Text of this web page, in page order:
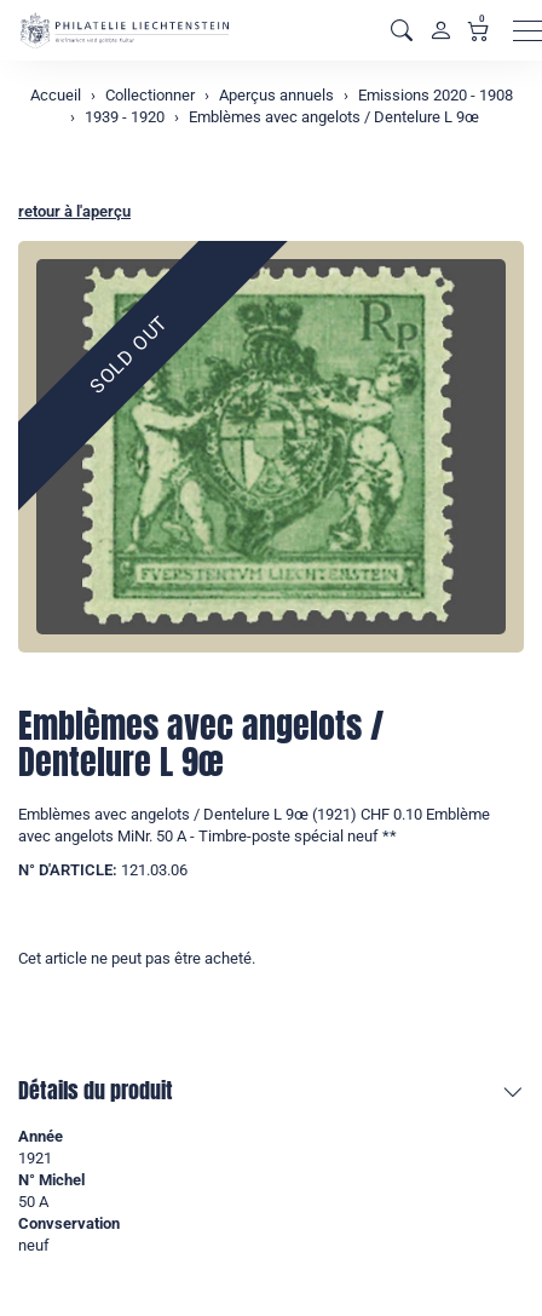
0
Accueil Collectionner Aperçus annuels
Emissions 2020 - 1908
1939 - 1920
Emblèmes avec angelots / Dentelure L 9œ
retour à l'aperçu
SOLD OUT
Emblèmes avec angelots /
Dentelure L 9œ
Emblèmes avec angelots / Dentelure L 9œ (1921) CHF 0.10 Emblème
avec angelots MiNr. 50 A - Timbre-poste spécial neuf **
N° D'ARTICLE: 121.03.06
Cet article ne peut pas être acheté.
Détails du produit
Année
1921
N° Michel
50 A
Convservation
neuf